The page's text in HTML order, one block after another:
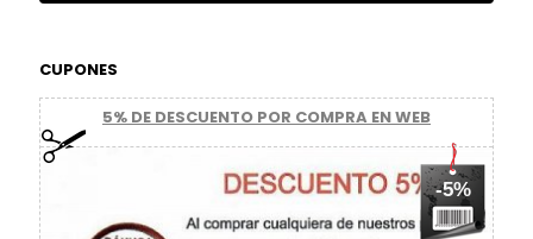
CUPONES
5% DE DESCUENTO POR COMPRA EN WEB
-5%